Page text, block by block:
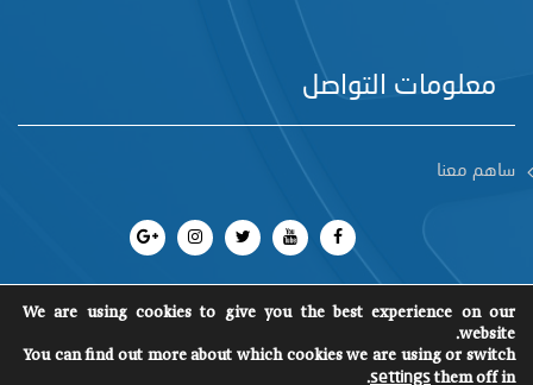
معلومات التواصل
ساهم معنا
جميع الحقوق محفوظة 2018 SCM
©
We are using cookies to give you the best experience on our
website.
You can find out more about which cookies we are using or switch
them off in
settings
.